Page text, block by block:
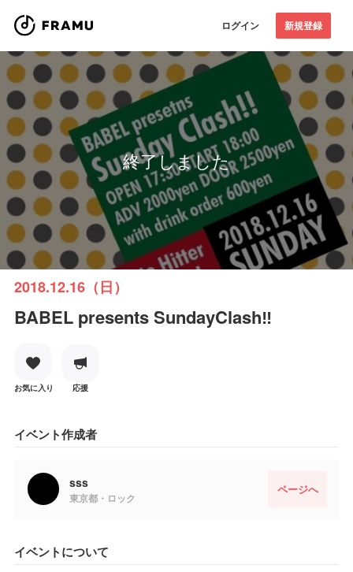
ログイン 新規登録
終了しました
2018.12.16（日）
BABEL presents SundayClash‼︎
お気に入り 応援
イベント作成者
sss
東京都・ロック
ページへ
イベントについて